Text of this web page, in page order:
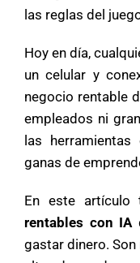
las reglas del
Hoy en día,
un celular y
negocio rentable
empleados ni
las
ganas de
En este artículo
rentables con IA
gastar dinero.